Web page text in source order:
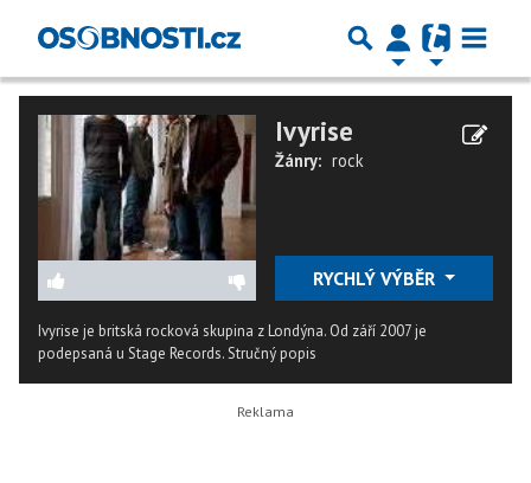
Ivyrise
Žánry: rock
RYCHLÝ VÝBĚR
Ivyrise je britská rocková skupina z Londýna. Od září 2007 je
podepsaná u Stage Records.Stručný popis